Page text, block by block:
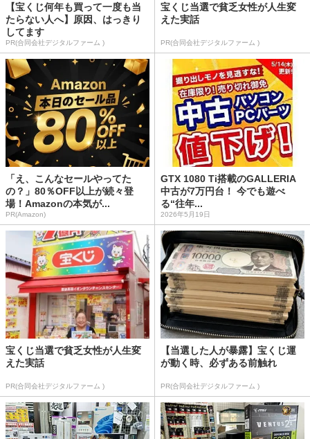
【宝くじ何年も買って一度も当
たらない人へ】原因、はっきり
してます
PR(合同会社デジタルファーム )
宝くじ当選で貧乏女性が人生変
えた実話
PR(合同会社デジタルファーム )
「え、こんなセールやってた
の？」80％OFF以上が続々登
場！Amazonの本気が...
PR(Amazon)
GTX 1080 Ti搭載のGALLERIA
中古が7万円台！ 今でも遊べ
る“往年...
2026年5月19日
宝くじ当選で貧乏女性が人生変
えた実話
PR(合同会社デジタルファーム )
【当選した人が暴露】宝くじ運
が動く時、必ずある前触れ
PR(合同会社デジタルファーム )